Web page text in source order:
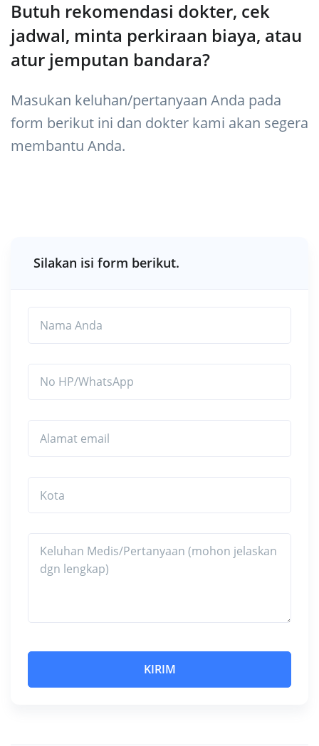
Butuh rekomendasi dokter, cek
jadwal, minta perkiraan biaya, atau
atur jemputan bandara?
Masukan keluhan/pertanyaan Anda pada
form berikut ini dan dokter kami akan segera
membantu Anda.
Silakan isi form berikut.